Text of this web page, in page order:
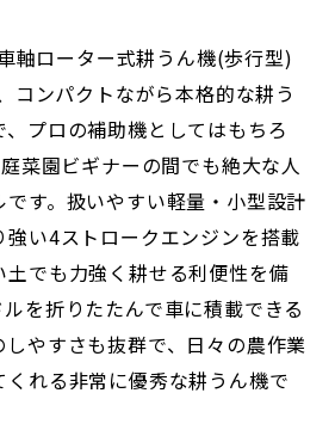
軸ローター式耕うん機(歩行型)
コンパクトながら本格的な耕う
プロの補助機としてはもちろ
菜園ビギナーの間でも絶大な人
す。扱いやすい軽量・小型設計
い4ストロークエンジンを搭載
土でも力強く耕せる利便性を備
を折りたたんで車に積載できる
やすさも抜群で、日々の農作業
れる非常に優秀な耕うん機で